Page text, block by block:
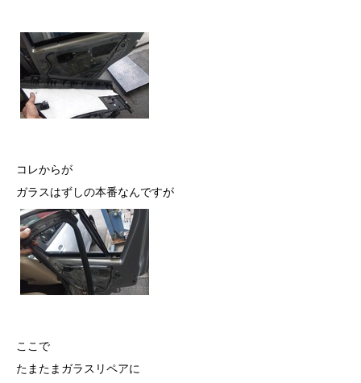
コレからが
ガラスはずしの本番なんですが
ここで
たまたまガラスリペアに